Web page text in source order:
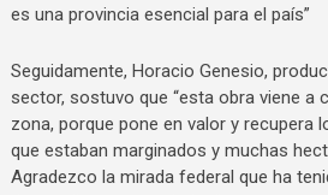
es una provincia esencial para el país”
Seguidamente, Horacio Genesio,
sector, sostuvo que “esta obra viene a
zona, porque pone en valor y recupera
que estaban marginados y muchas
Agradezco la mirada federal que ha